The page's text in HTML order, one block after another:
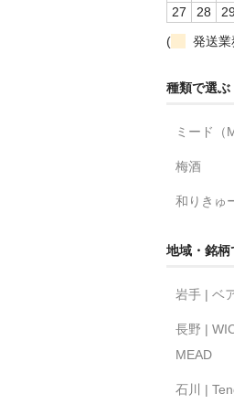
27
28 29
(
発送業
種類で選ぶ
ミード（
梅酒
和りきゅ
地域・銘柄
岩手 | ベ
長野 |
MEAD
石川 |